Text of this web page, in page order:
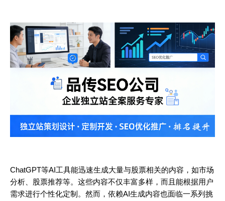
ChatGPT等AI工具能迅速生成大量与股票相关的内容，如市场
分析、股票推荐等。这些内容不仅丰富多样，而且能根据用户
需求进行个性化定制。然而，依赖AI生成内容也面临一系列挑